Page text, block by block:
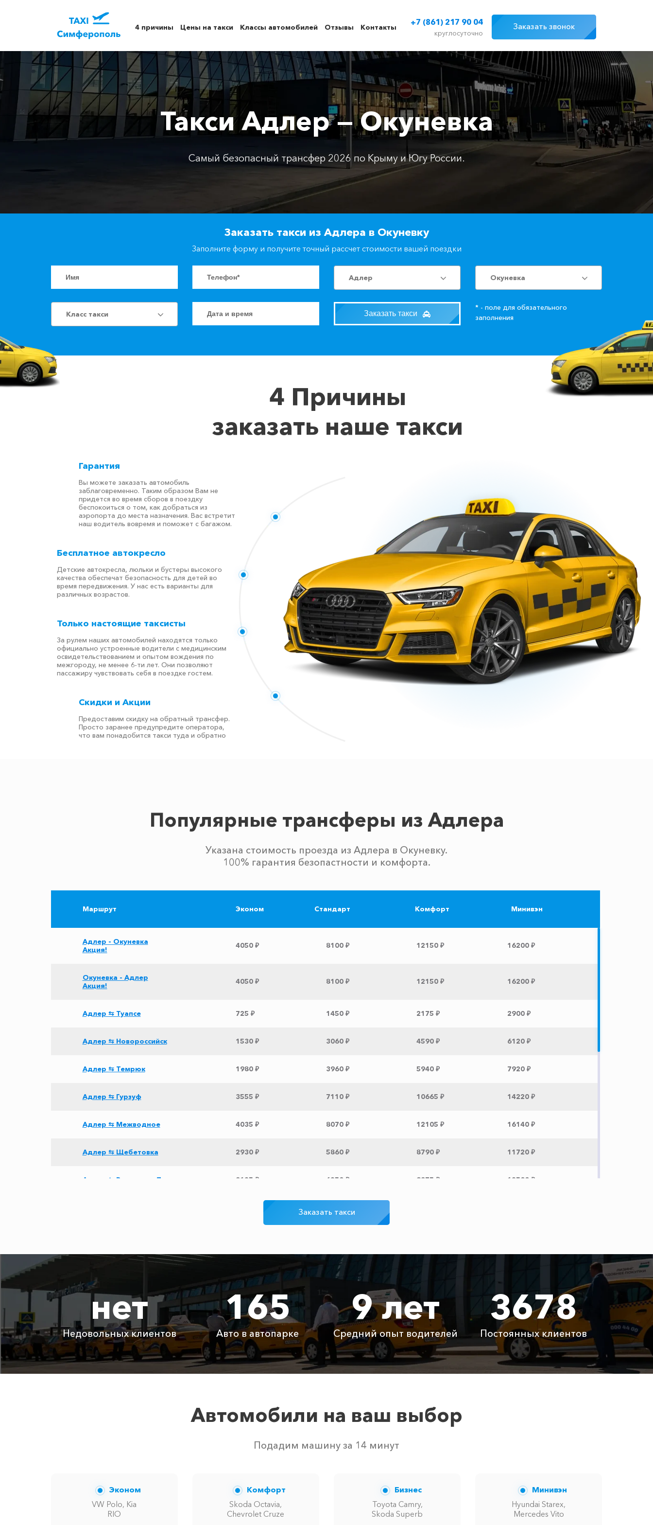
4 причины Цены на такси Классы автомобилей Отзывы Контакты
+7 (861) 217 90 04
круглосуточно
Заказать звонок
Такси Адлер — Окуневка
Самый безопасный трансфер 2026 по Крыму и Югу России.
Заказать такси из Адлера в Окуневку
Заполните форму и получите точный рассчет стоимости вашей поездки
Адлер Окуневка
Класс такси Заказать такси
* - поле для обязательного
заполнения
4 Причины
заказать наше такси
Гарантия
Вы можете заказать автомобиль
заблаговременно. Таким образом Вам не
придется во время сборов в поездку
беспокоиться о том, как добраться из
аэропорта до места назначения. Вас встретит
наш водитель вовремя и поможет с багажом.
Бесплатное автокресло
Детские автокресла, люльки и бустеры высокого
качества обеспечат безопасность для детей во
время передвижения. У нас есть варианты для
различных возрастов.
Только настоящие таксисты
За рулем наших автомобилей находятся только
официально устроенные водители с медицинским
освидетельствованием и опытом вождения по
межгороду, не менее 6-ти лет. Они позволяют
пассажиру чувствовать себя в поездке гостем.
Скидки и Акции
Предоставим скидку на обратный трансфер.
Просто заранее предупредите оператора,
что вам понадобится такси туда и обратно
Популярные трансферы из Адлера
Указана стоимость проезда из Адлера в Окуневку.
100% гарантия безопастности и комфорта.
Маршрут Эконом Стандарт Комфорт Минивэн
Адлер - Окуневка
Акция!
4050 ₽ 8100 ₽ 12150 ₽ 16200 ₽
Окуневка - Адлер
Акция!
4050 ₽ 8100 ₽ 12150 ₽ 16200 ₽
Адлер ⇆ Туапсе 725 ₽ 1450 ₽ 2175 ₽ 2900 ₽
Адлер ⇆ Новороссийск 1530 ₽ 3060 ₽ 4590 ₽ 6120 ₽
Адлер ⇆ Темрюк 1980 ₽ 3960 ₽ 5940 ₽ 7920 ₽
Адлер ⇆ Гурзуф 3555 ₽ 7110 ₽ 10665 ₽ 14220 ₽
Адлер ⇆ Межводное 4035 ₽ 8070 ₽ 12105 ₽ 16140 ₽
Адлер ⇆ Щебетовка 2930 ₽ 5860 ₽ 8790 ₽ 11720 ₽
Адлер ⇆ Ростов-на-Дону 3125 ₽ 6250 ₽ 9375 ₽ 12500 ₽
Адлер ⇆ Сосновый 3150 ₽
Адлер ⇆ Апшеронск 4200 ₽
Адлер ⇆ Шепси 750 ₽ 1500 ₽ 2250 ₽ 3000 ₽
Детское автокресло Бесплатно Бесплатно Бесплатно Бесплатно
Ожидание машины Бесплатно Бесплатно Бесплатно Бесплатно
Заказать такси
нет
Недовольных клиентов
165
Авто в автопарке
9 лет
Средний опыт водителей
3678
Постоянных клиентов
Автомобили на ваш выбор
Подадим машину за 14 минут
Эконом
VW Polo, Kia
RIO
Комфорт
Skoda Octavia,
Chevrolet Cruze
Бизнес
Toyota Camry,
Skoda Superb
Минивэн
Hyundai Starex,
Mercedes Vito